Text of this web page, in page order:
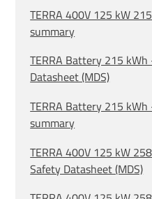
TERRA 400V 125 kW
summary
TERRA Battery 215
Datasheet (MDS)
TERRA Battery 215 kWh
summary
TERRA 400V 125 kW
Safety Datasheet (MDS)